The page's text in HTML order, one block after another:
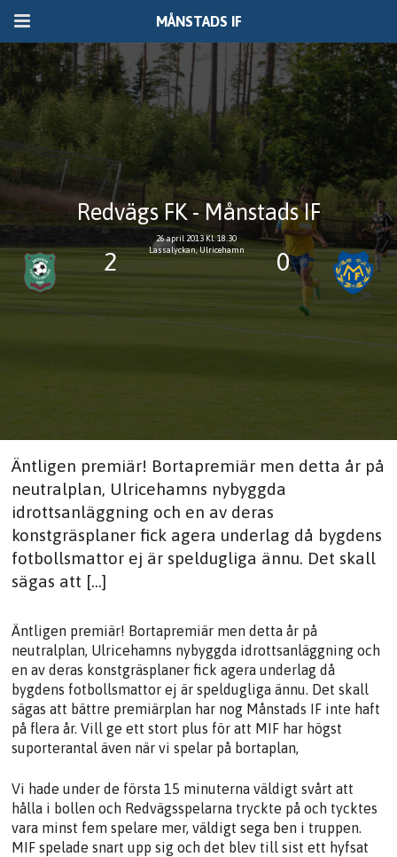
MÅNSTADS IF
Redvägs FK - Månstads IF
2
26 april 2013 Kl. 18.30
Lassalyckan, Ulricehamn
0
Äntligen premiär! Bortapremiär men detta år på
neutralplan, Ulricehamns nybyggda
idrottsanläggning och en av deras
konstgräsplaner fick agera underlag då bygdens
fotbollsmattor ej är speldugliga ännu. Det skall
sägas att […]
Äntligen premiär! Bortapremiär men detta år på
neutralplan, Ulricehamns nybyggda idrottsanläggning och
en av deras konstgräsplaner fick agera underlag då
bygdens fotbollsmattor ej är speldugliga ännu. Det skall
sägas att bättre premiärplan har nog Månstads IF inte haft
på flera år. Vill ge ett stort plus för att MIF har högst
suporterantal även när vi spelar på bortaplan,
Vi hade under de första 15 minuterna väldigt svårt att
hålla i bollen och Redvägsspelarna tryckte på och tycktes
vara minst fem spelare mer, väldigt sega ben i truppen.
MIF spelade snart upp sig och det blev till sist ett hyfsat